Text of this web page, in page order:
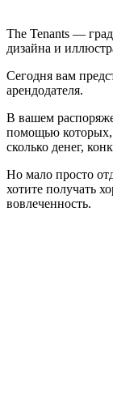
The Tenants —
дизайна и
Сегодня вам
арендодателя.
В вашем
помощью которых,
сколько денег,
Но мало просто
хотите получать
вовлеченность.